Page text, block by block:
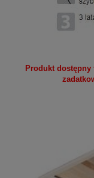
Produkt dostępny